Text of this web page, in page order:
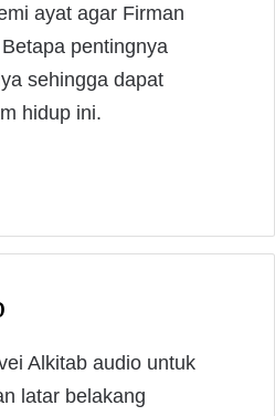
ayat agar Firman
pentingnya
sehingga dapat
hidup ini.
Alkitab audio untuk
latar belakang